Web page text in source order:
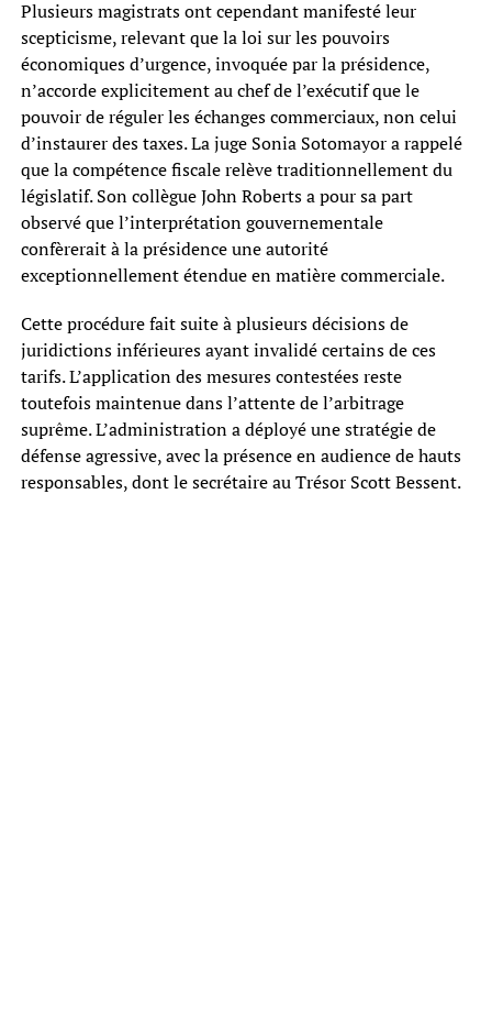
Plusieurs magistrats ont cependant manifesté leur
scepticisme, relevant que la loi sur les pouvoirs
économiques d’urgence, invoquée par la présidence,
n’accorde explicitement au chef de l’exécutif que le
pouvoir de réguler les échanges commerciaux, non celui
d’instaurer des taxes. La juge Sonia Sotomayor a rappelé
que la compétence fiscale relève traditionnellement du
législatif. Son collègue John Roberts a pour sa part
observé que l’interprétation gouvernementale
confèrerait à la présidence une autorité
exceptionnellement étendue en matière commerciale.
Cette procédure fait suite à plusieurs décisions de
juridictions inférieures ayant invalidé certains de ces
tarifs. L’application des mesures contestées reste
toutefois maintenue dans l’attente de l’arbitrage
suprême. L’administration a déployé une stratégie de
défense agressive, avec la présence en audience de hauts
responsables, dont le secrétaire au Trésor Scott Bessent.